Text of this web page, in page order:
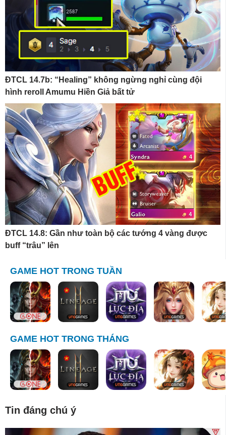
ĐTCL 14.7b: “Healing” không ngừng nghỉ cùng đội
hình reroll Amumu Hiền Giả bất tử
ĐTCL 14.8: Gần như toàn bộ các tướng 4 vàng được
buff “trâu” lên
GAME HOT TRONG TUẦN
GAME HOT TRONG THÁNG
Tin đáng chú ý